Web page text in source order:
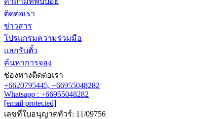
ติดต่อเรา
ข่าวสาร
โปรแกรมความร่วมมือ
แลกรับตั๋ว
ค้นหาการจอง
ช่องทางติดต่อเรา
+6620795445, +66955048282
Whatsapp : +66955048282
[email protected]
เลขที่ใบอนุญาตทัวร์: 11/09756